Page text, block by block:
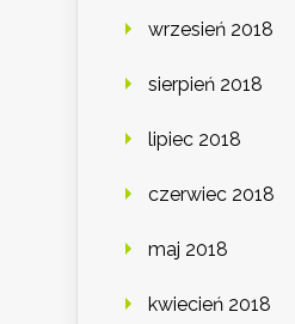
wrzesień 2018
sierpień 2018
lipiec 2018
czerwiec 2018
maj 2018
kwiecień 2018